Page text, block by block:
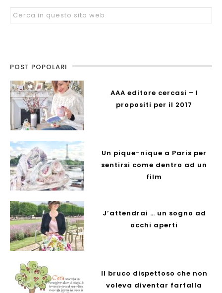
POST POPOLARI
AAA editore cercasi – I
propositi per il 2017
Un pique-nique a Paris per
sentirsi come dentro ad un
film
J’attendrai … un sogno ad
occhi aperti
Il bruco dispettoso che non
voleva diventar farfalla